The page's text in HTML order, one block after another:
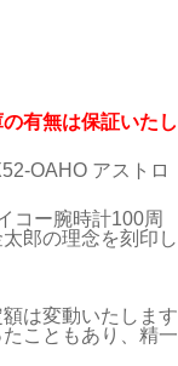
有無は保証いたし
OAHO アストロ
コー腕時計100周
郎の理念を刻印し
は変動いたします
こともあり、精一